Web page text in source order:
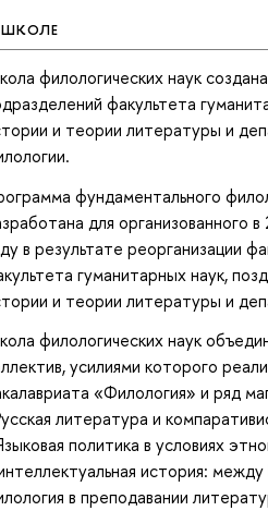
филологических наук
факультета
и теории литературы и
фундаментального
для организованного
в результате реорганизации
гуманитарных наук,
и теории литературы и
филологических наук
усилиями которого
«Филология» и ряд
литература и
политика в условиях
история:
в преподавании